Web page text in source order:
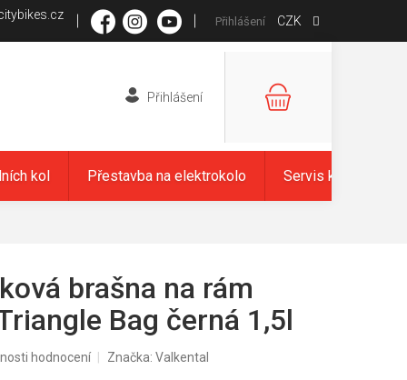
CZK
Přihlášení
NÁKUPNÍ
kol Přestavba na elektrokolo Servis kol
brašna na rám
Bag černá 1,5l
hodnocení Značka: Valkental